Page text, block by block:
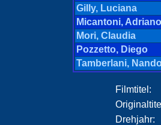
Gilly, Luciana
Micantoni, Adriano
Mori, Claudia
Pozzetto, Diego
Tamberlani,
Filmtitel:
Drehjahr: